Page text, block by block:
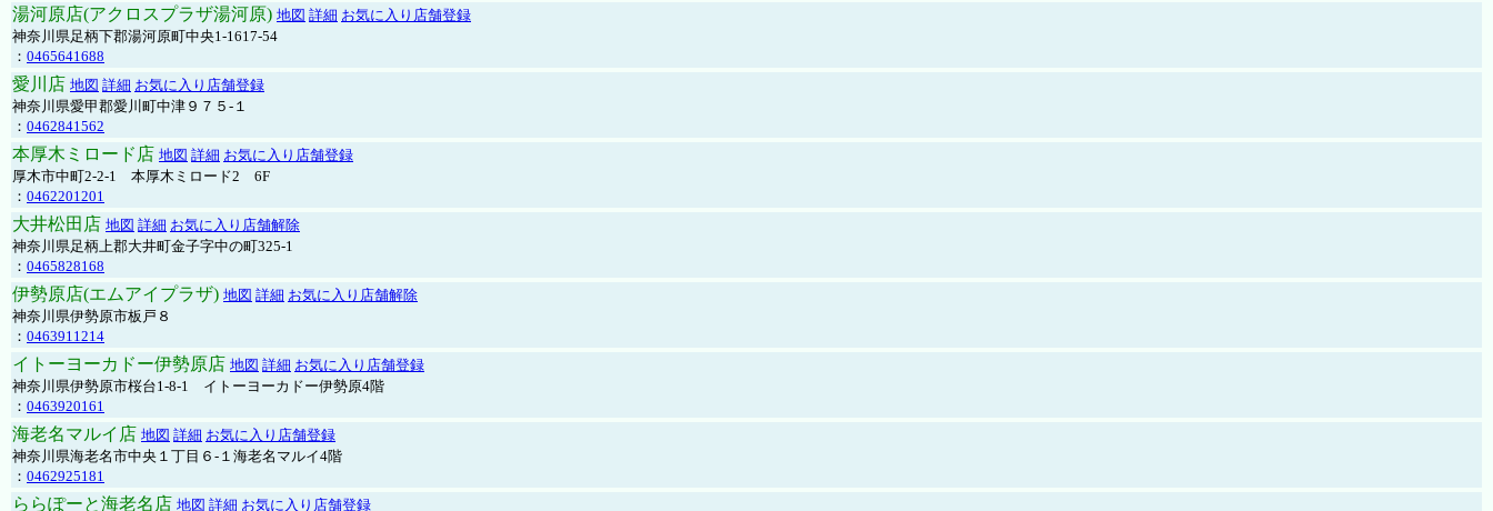
湯河原店(アクロスプラザ湯河原) 地図 詳細 お気に入り店舗登録
神奈川県足柄下郡湯河原町中央1-1617-54
： 0465641688
愛川店 地図 詳細 お気に入り店舗登録
神奈川県愛甲郡愛川町中津９７５-１
： 0462841562
本厚木ミロード店 地図 詳細 お気に入り店舗登録
厚木市中町2-2-1 本厚木ミロード2 6F
： 0462201201
大井松田店 地図 詳細 お気に入り店舗解除
神奈川県足柄上郡大井町金子字中の町325-1
： 0465828168
伊勢原店(エムアイプラザ) 地図 詳細 お気に入り店舗解除
神奈川県伊勢原市板戸８
： 0463911214
イトーヨーカドー伊勢原店 地図 詳細 お気に入り店舗登録
神奈川県伊勢原市桜台1-8-1 イトーヨーカドー伊勢原4階
： 0463920161
海老名マルイ店 地図 詳細 お気に入り店舗登録
神奈川県海老名市中央１丁目６-１海老名マルイ4階
： 0462925181
ららぽーと海老名店 地図 詳細 お気に入り店舗登録